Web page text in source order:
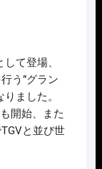
て登場、
う”グラン
ました。
開始、また
と並び世